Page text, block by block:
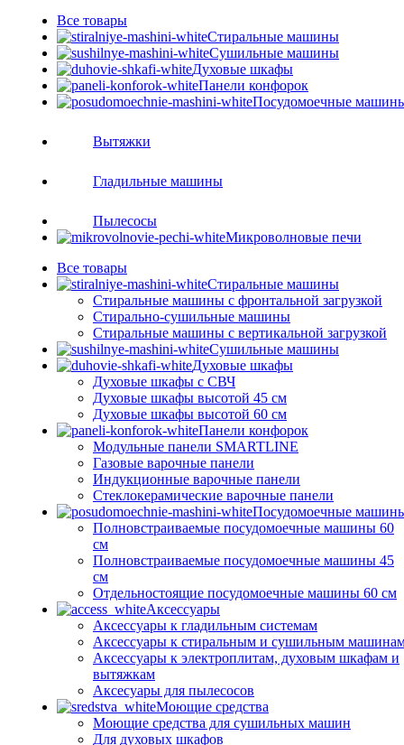
Все товары
Стиральные машины
Сушильные машины
Духовые шкафы
Панели конфорок
Посудомоечные
Вытяжки
Гладильные машины
Пылесосы
Микроволновые печи
Все товары
Стиральные машины
Стиральные машины с фронтальной загрузкой
Стирально-сушильные машины
Стиральные машины с вертикальной загрузкой
Сушильные машины
Духовые шкафы
Духовые шкафы с СВЧ
Духовые шкафы высотой 45 см
Духовые шкафы высотой 60 см
Панели конфорок
Модульные панели SMARTLINE
Газовые варочные панели
Индукционные варочные панели
Стеклокерамические варочные панели
Посудомоечные
Полновстраиваемые посудомоечные машины 60
см
Полновстраиваемые посудомоечные машины 45
см
Отдельностоящие посудомоечные машины 60 см
Аксессуары
Аксессуары к гладильным системам
Аксессуары к стиральным и сушильным
Аксессуары к электроплитам, духовым шкафам и
вытяжкам
Аксесуары для пылесосов
Моющие средства
Моющие средства для сушильных машин
Для духовых шкафов